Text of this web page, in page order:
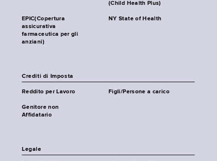
(Child Health Plus)
EPIC(Copertura
assicurativa
farmaceutica per gli
anziani)
NY State of Health
Crediti di Imposta
Reddito per Lavoro Figli/Persone a carico
Genitore non
Affidatario
Legale